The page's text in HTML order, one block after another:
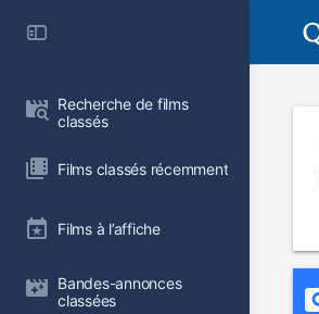
Recherche de films
classés
Films classés récemment
Films à l’affiche
Bandes-annonces
classées